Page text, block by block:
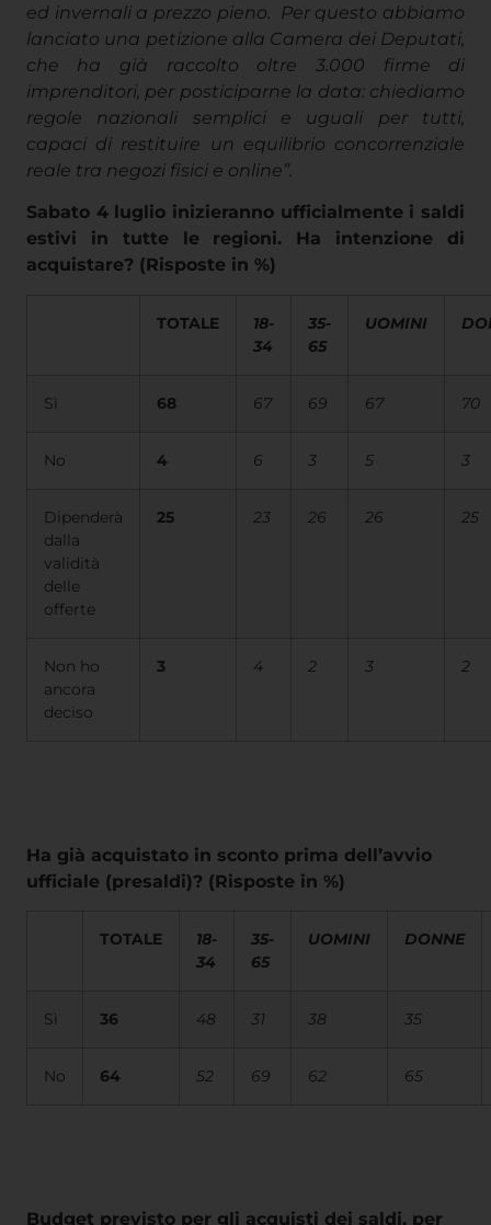
ed invernali a prezzo pieno. Per questo abbiamo
lanciato una petizione alla Camera dei Deputati,
che ha già raccolto oltre 3.000 firme di
imprenditori, per posticiparne la data: chiediamo
regole nazionali semplici e uguali per tutti,
capaci di restituire un equilibrio concorrenziale
reale tra negozi fisici e online”.
Sabato 4 luglio inizieranno ufficialmente i saldi
estivi in tutte le regioni. Ha intenzione di
acquistare? (Risposte in %)
TOTALE
18-
34
35-
65
UOMINI
Sì 68 67 69 67 70
No 4 6 3 5 3
Dipenderà
dalla
validità
delle
offerte
25 23 26 26 25
Non ho
ancora
deciso
3 4 2 3 2
Ha già acquistato in sconto prima dell’avvio
ufficiale (presaldi)? (Risposte in %)
TOTALE
18-
34
35-
65
UOMINI DONNE
Sì 36 48 31 38 35
No 64 52 69 62 65
Budget previsto per gli acquisti dei saldi, per